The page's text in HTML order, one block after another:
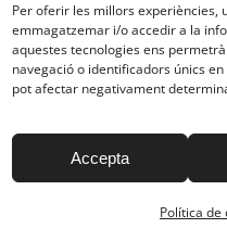
Per oferir les millors experiències,
emmagatzemar i/o accedir a la
aquestes tecnologies ens
navegació o identificadors únics
pot afectar negativament
Accepta
Política de
pregària 902
de 2023
Legal
Política